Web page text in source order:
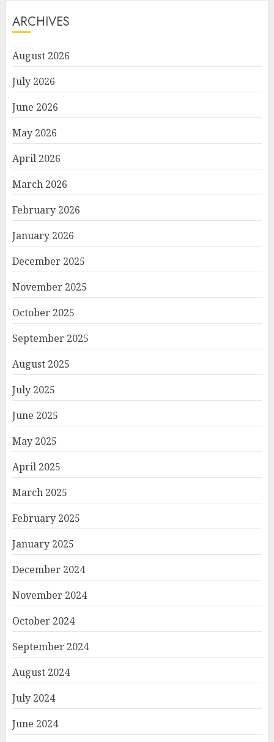
ARCHIVES
August 2026
July 2026
June 2026
May 2026
April 2026
March 2026
February 2026
January 2026
December 2025
November 2025
October 2025
September 2025
August 2025
July 2025
June 2025
May 2025
April 2025
March 2025
February 2025
January 2025
December 2024
November 2024
October 2024
September 2024
August 2024
July 2024
June 2024